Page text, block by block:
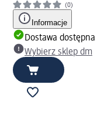
(0)
Informacje
Dostawa dostępna
Wybierz sklep dm